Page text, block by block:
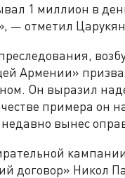
1 миллион в
— отметил
Армении»
Он выразил
примера он
недавно вынес
договор» Никол